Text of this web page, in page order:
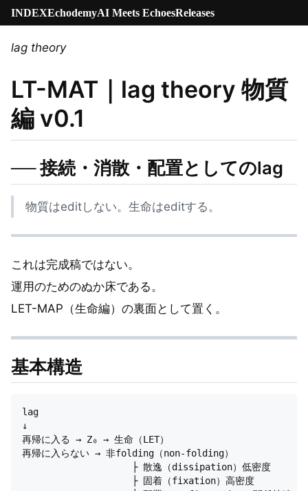
INDEXEchodemyAI Meets EchoesReleases
lag theory
LT-MAT｜lag theory 物質
編 v0.1
── 接続・消散・配置としてのlag
物質はeditしない。生命はeditする。
これは完成稿ではない。
運用のためのぬか床である。
LET-MAP（生命編）の裏面として置く。
基本構造
lag
↓
再帰に入る → Z₀ → 生命（LET）
再帰に入らない → 非folding（non-folding）
                    ├ 散逸（dissipation）低密度
                    ├ 固着（fixation）高密度